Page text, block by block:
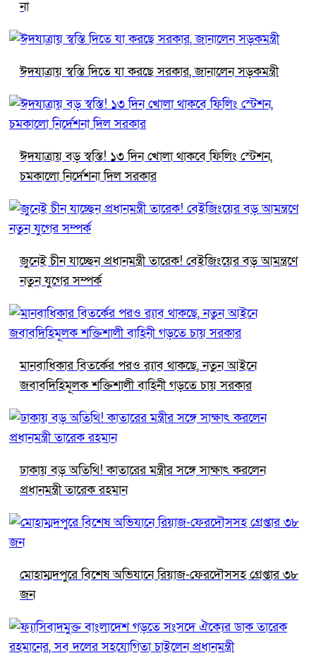
না
ঈদযাত্রায় স্বস্তি দিতে যা করছে সরকার, জানালেন সড়কমন্ত্রী
ঈদযাত্রায় বড় স্বস্তি! ১৩ দিন খোলা থাকবে ফিলিং স্টেশন,
চমকালো নির্দেশনা দিল সরকার
জুনেই চীন যাচ্ছেন প্রধানমন্ত্রী তারেক! বেইজিংয়ের বড় আমন্ত্রণে
নতুন যুগের সম্পর্ক
মানবাধিকার বিতর্কের পরও র‍্যাব থাকছে, নতুন আইনে
জবাবদিহিমূলক শক্তিশালী বাহিনী গড়তে চায় সরকার
ঢাকায় বড় অতিথি! কাতারের মন্ত্রীর সঙ্গে সাক্ষাৎ করলেন
প্রধানমন্ত্রী তারেক রহমান
মোহাম্মদপুরে বিশেষ অভিযানে রিয়াজ-ফেরদৌসসহ গ্রেপ্তার ৩৮
জন